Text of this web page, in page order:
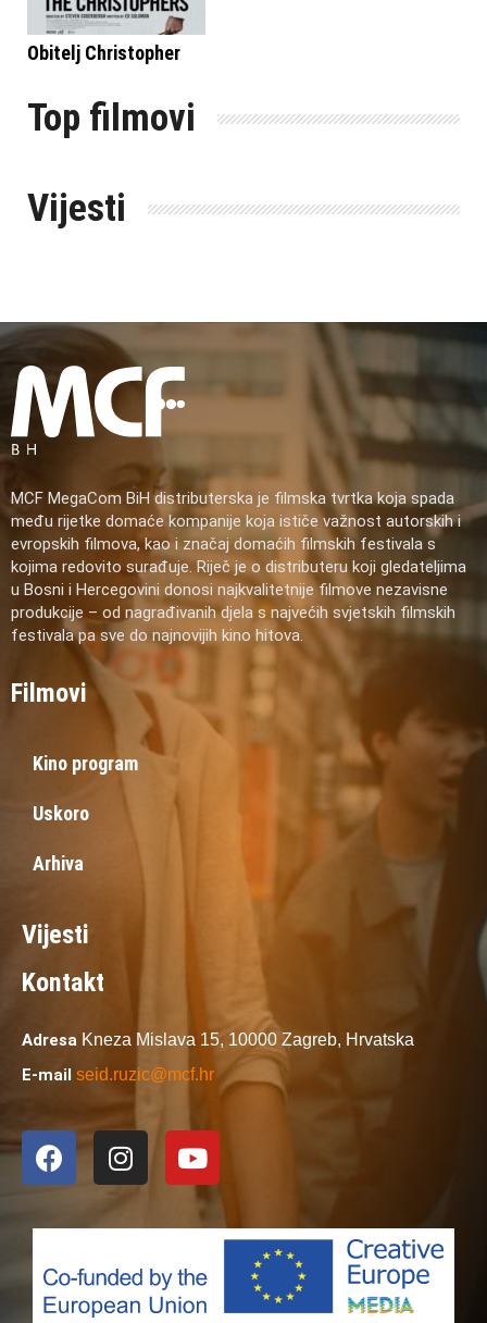
Obitelj Christopher
Top filmovi
Vijesti
MCF MegaCom BiH distributerska je filmska tvrtka koja spada
među rijetke domaće kompanije koja ističe važnost autorskih i
evropskih filmova, kao i značaj domaćih filmskih festivala s
kojima redovito surađuje. Riječ je o distributeru koji gledateljima
u Bosni i Hercegovini donosi najkvalitetnije filmove nezavisne
produkcije – od nagrađivanih djela s najvećih svjetskih filmskih
festivala pa sve do najnovijih kino hitova.
Filmovi
Kino program
Uskoro
Arhiva
Vijesti
Kontakt
Adresa Kneza Mislava 15, 10000 Zagreb, Hrvatska
E-mail seid.ruzic@mcf.hr